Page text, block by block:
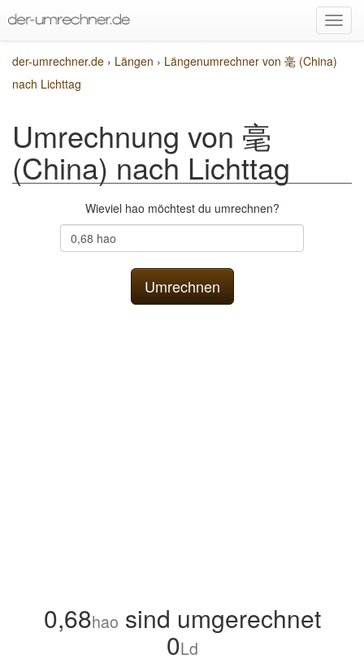
der-umrechner.de › Längen › Längenumrechner von 毫 (China)
nach Lichttag
Umrechnung von 毫
(China) nach Lichttag
Wieviel hao möchtest du umrechnen?
0,68hao sind umgerechnet
0Ld